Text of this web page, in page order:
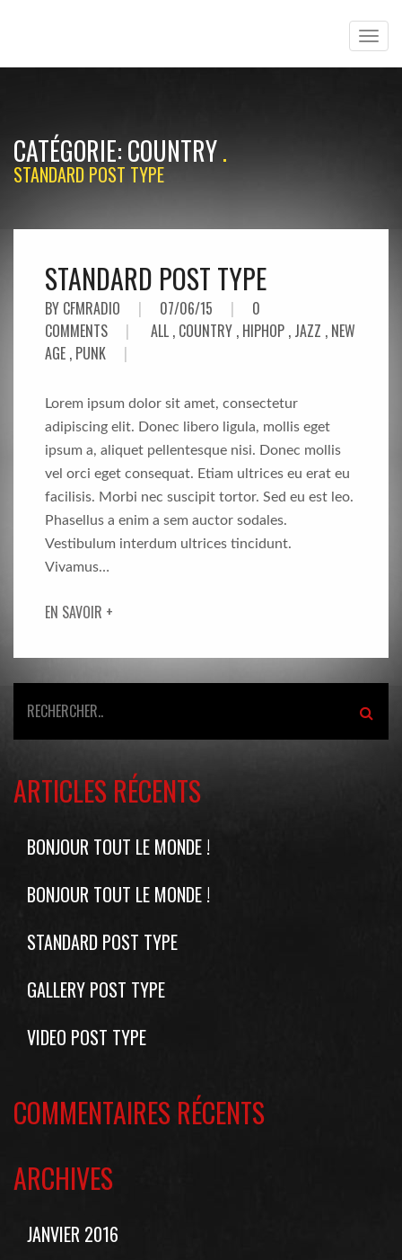
CATÉGORIE:COUNTRY
STANDARD POST TYPE
STANDARD POST TYPE
BY CFMRADIO | 07/06/15 |
0
COMMENTS
| ALL , COUNTRY , HIPHOP , JAZZ , NEW
AGE , PUNK |
Lorem ipsum dolor sit amet, consectetur
adipiscing elit. Donec libero ligula, mollis eget
ipsum a, aliquet pellentesque nisi. Donec mollis
vel orci eget consequat. Etiam ultrices eu erat eu
facilisis. Morbi nec suscipit tortor. Sed eu est leo.
Phasellus a enim a sem auctor sodales.
Vestibulum interdum ultrices tincidunt.
Vivamus…
EN SAVOIR +
ARTICLES RÉCENTS
BONJOUR TOUT LE MONDE !
BONJOUR TOUT LE MONDE !
STANDARD POST TYPE
GALLERY POST TYPE
VIDEO POST TYPE
COMMENTAIRES RÉCENTS
ARCHIVES
JANVIER 2016